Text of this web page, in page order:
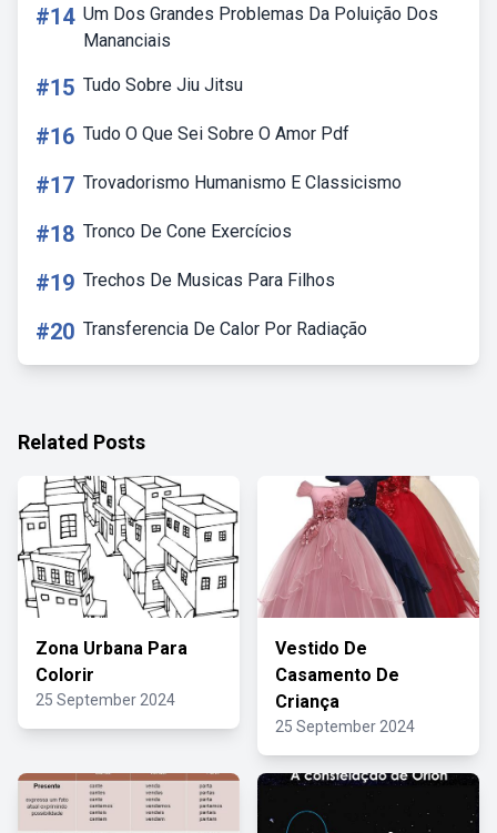
#14 Um Dos Grandes Problemas Da Poluição Dos
Mananciais
#15 Tudo Sobre Jiu Jitsu
#16 Tudo O Que Sei Sobre O Amor Pdf
#17 Trovadorismo Humanismo E Classicismo
#18 Tronco De Cone Exercícios
#19 Trechos De Musicas Para Filhos
#20 Transferencia De Calor Por Radiação
Related Posts
Zona Urbana Para
Colorir
25 September 2024
Vestido De
Casamento De
Criança
25 September 2024